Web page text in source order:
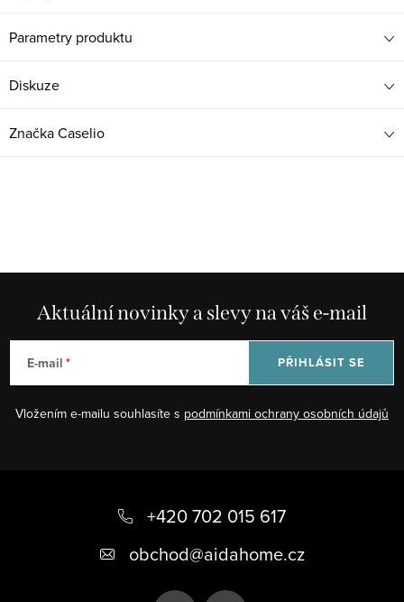
Parametry produktu
Diskuze
ZnačkaCaselio
Aktuální novinky a slevy na váš e-mail
E-mail
Vložením e-mailu souhlasíte s podmínkami ochrany osobních údajů
PŘIHLÁSIT SE
+420 702 015 617
obchod@aidahome.cz